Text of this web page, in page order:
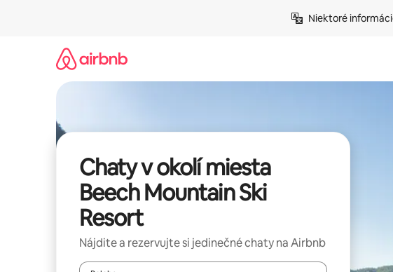
Niektoré
Chaty v okolí miesta
Beech Mountain Ski
Resort
Nájdite a rezervujte si jedinečné chaty na Airbnb